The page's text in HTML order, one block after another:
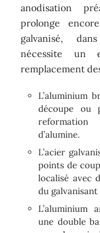
anodisation
prolonge
galvanisé,
nécessite un
remplacement
L’aluminium
découpe ou
d’alumine.
L’acier
points de
localisé avec
du
L’aluminium
une double